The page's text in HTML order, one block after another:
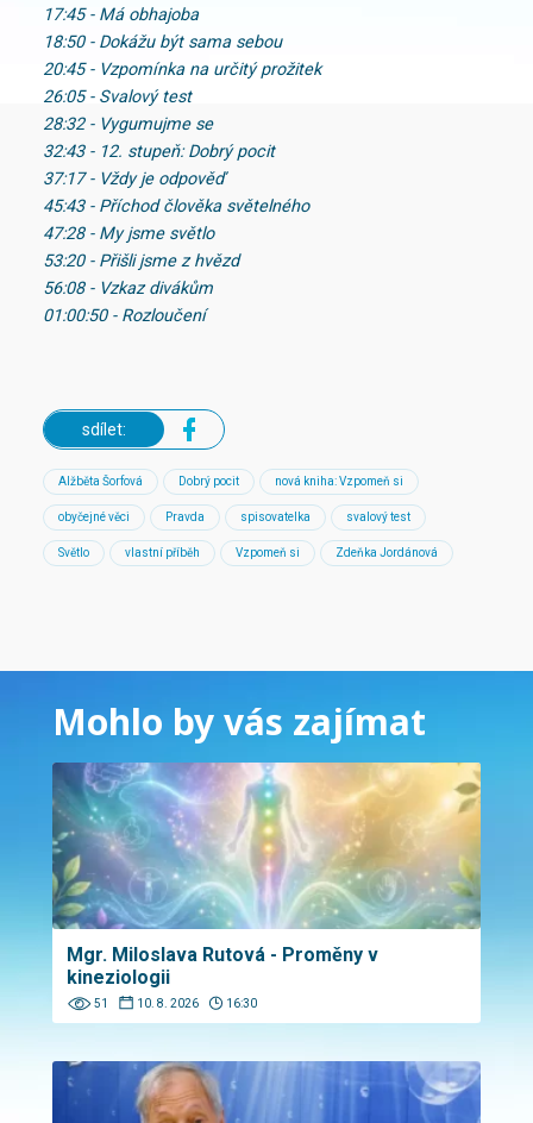
17:45 - Má obhajoba
18:50 - Dokážu být sama sebou
20:45 - Vzpomínka na určitý prožitek
26:05 - Svalový test
28:32 - Vygumujme se
32:43 - 12. stupeň: Dobrý pocit
37:17 - Vždy je odpověď
45:43 - Příchod člověka světelného
47:28 - My jsme světlo
53:20 - Přišli jsme z hvězd
56:08 - Vzkaz divákům
01:00:50 - Rozloučení
sdílet:
Alžběta Šorfová Dobrý pocit nová kniha: Vzpomeň si
obyčejné věci Pravda spisovatelka svalový test
Světlo vlastní příběh Vzpomeň si Zdeňka Jordánová
Mohlo by vás zajímat
Mgr. Miloslava Rutová - Proměny v
kineziologii
51 10. 8. 2026 16:30